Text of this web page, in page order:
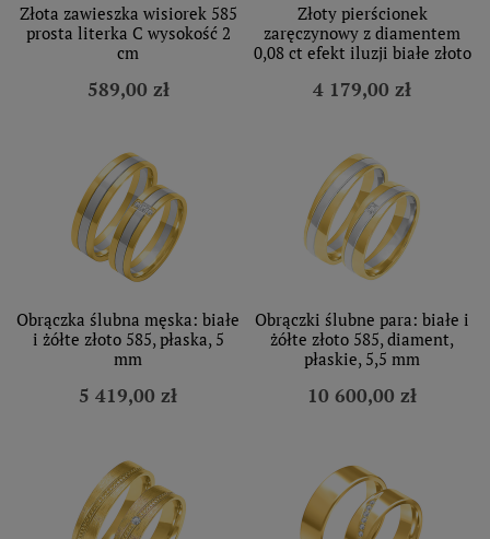
Złota zawieszka wisiorek 585
prosta literka C wysokość 2
cm
589,00 zł
Złoty pierścionek
zaręczynowy z diamentem
0,08 ct efekt iluzji białe złoto
4 179,00 zł
Obrączka ślubna męska: białe
i żółte złoto 585, płaska, 5
mm
5 419,00 zł
Obrączki ślubne para: białe i
żółte złoto 585, diament,
płaskie, 5,5 mm
10 600,00 zł